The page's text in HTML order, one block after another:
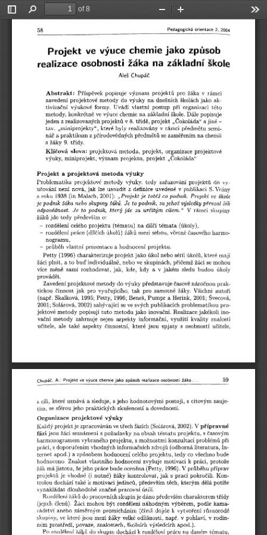
Toggle
Find
of 8
Zoom
58 Pedagogická  orientace  2,  2004
Projekt  ve  výuce  chemie jako  způsob
realizace  osobnosti  žáka  na  základní škole
Aleš  Chupáč
Abstrakt: Příspěvek  popisuje  význam  projektů  pro  žáka  v  rámci
zavedení projektové metody  do výuky  na dnešních školách jako  ak-
tivizační  výukové  formy.  Uvádí  vlastní  postup  při  organizaci  této
metody, konkrétně ve výuce chemie na základní škole. Dále popisuje
jeden z realizovaných projektů v 8. třídě, projekt  „Čokoláda“ a jiné -
tzv.  „miniprojekty“, které byly realizovány v rámci předmětu  semi­
nář a praktikum z přírodovědných předmětů se zaměřením na chemii
s žáky 9.  třídy.
Klíčová  slova: projektová metoda,  projekt,  organizace  projektové
výuky,  miniprojekt, význam projektu,  projekt  „Čokoláda“
Projekt  a  projektová  metoda výuky
Problematika  projektové  metody  výuky,  tedy  zařazování  projektů  do  vy­
učování není  nová, jak  lze  usoudit  z  definice  uvedené  v  publikaci  S. Vrány
z roku  1938 (in Malach, 2001): „Projekt je  totéž co podnik.  Projekt  ve  škole
je podnik žáka nebo skupiny žáků.  Je to podnik,  za jehož výsledky převzal žák
odpovědnost.  Je  to  podnik,  který jde  za  určitým  cílem. “
  V  rámci  skupiny
žáků jde tedy především o:
-  rozdělení celého projektu  (tématu)  na dílčí témata (úkoly),
-  rozdělení práce (dílčích úkolů) žáků mezi sebou, včetně časového harmo­
nogramu,
-  průběh vlastní prezentace a hodnocení projektu.
Petty (1996) charakterizuje projekt jako úkol nebo sérii úkolů, které mají
žáci plnit, a to bud’ individuálně, nebo ve skupinách, přičemž žáci se mohou
více  méně  sami  rozhodovat,  jak,  kde,  kdy  a  v  jakém  sledu  budou  úkoly
provádět.
Zavedení projektové metody do výuky představuje časově náročnou prak­
tickou  činnost  jak  pro  vyučujícího,  tak  pro  samotné  žáky.  Všichni  autoři
(např.  Skalková,  1995;  Petty,  1996; Beneš, Pumpr a Herink, 2001;  Svecová,
2001; Solárová, 2002) zabývající se ve svých publikacích problematikou pro­
jektové metody popisují tuto metodu jako inovační. Realizace jakékoli ino­
vační  metody  zahrnuje  nejen  aspekty  informační,  využití  kvality  znalostí
učitele,  ale  také  aspekty  činnostní,  které  jsou  spjaty  s  osobností  učitele,
Chupáč, A.:  Projekt  ve výuce  chem ie jako způsob  realizace osobnosti  žáka .. . 59
s cíli,  které uznává a sleduje,  s jeho hodnotovými postoji, s citovým zauje­
tím, se sférou jeho praktických zkušeností a dovedností.
Organizace  projektové  výuky
Každý projekt je zpracováván ve třech fázích (Solárová, 2002). V přípravné
fázi jsou žáci seznámeni s požadavky na obsah tématu projektu, s časovým
harmonogramem vybraného projektu, s možnostmi konzultací problémů při
práci, s doporučením vhodných informačních zdrojů (odborná literatura, In­
ternet apod.)  a způsobem hodnocení celého projektu, tedy co všechno bude
hodnoceno.  Znalost vlastního hodnocení zvyšuje  motivaci k práci,  protože
žák má jistotu, že jeho práce bude oceněna (Petty, 1996). V průběhu příprav
projektů je  vhodné  (i  nutné)  žáky kontrolovat, jak  s  prací pokročili.  Kon­
trolou dochází také k motivaci jedinců, především těch, kterým dělá potíže
vynakládat dlouhodobě značné pracovní úsilí.
Rozdělení žáků do pracovních skupin je dáno především charakterem třídy
(jejich  členů).  Žáci mohou  být  rozděleni náhodným výběrem,  podle kama­
rádství  anebo  záměrným promícháním  (čímž  dojde k  vytvoření  různorodé
skupiny,  ve které jsou  mezi žáky velké odlišnosti,  např.  v pohlaví, v rodin­
ném prostředí, povaze, znalostech, školních výsledcích apod.).
Po rozdělení žáků do skupin dochází k rozdělení práce na daném tématu,